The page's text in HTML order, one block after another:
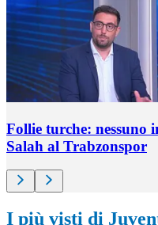
Follie turche: nessuno
Salah al Trabzonspor
I più visti di